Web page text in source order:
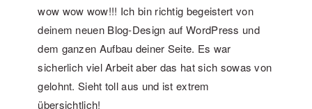
wow wow wow!!! Ich bin richtig begeistert von
deinem neuen Blog-Design auf WordPress und
dem ganzen Aufbau deiner Seite. Es war
sicherlich viel Arbeit aber das hat sich sowas von
gelohnt. Sieht toll aus und ist extrem
übersichtlich!